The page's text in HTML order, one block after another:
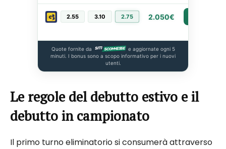
2.55 3.10 2.75 2.050€
Quote fornite da
e aggiornate ogni 5
minuti. I bonus sono a scopo informativo per i nuovi
utenti.
Le regole del debutto estivo e il
debutto in campionato
Il primo turno eliminatorio si consumerà attraverso